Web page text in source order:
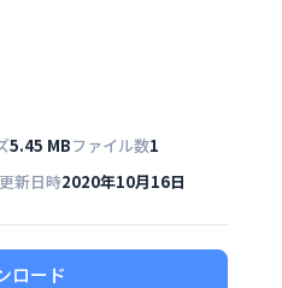
5.45 MBファイル数1
新日時2020年10月16日
ロード